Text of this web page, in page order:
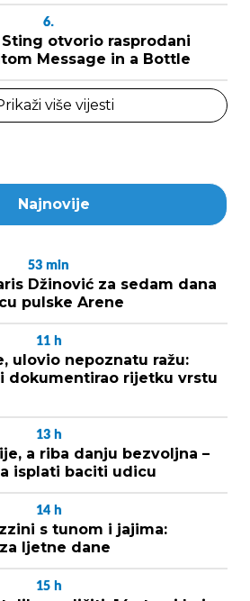
6.
Sting otvorio rasprodani
Message in a Bottle
više vijesti
Najnovije
53 min
Džinović za sedam dana
pulske Arene
11 h
ulovio nepoznatu ražu:
dokumentirao rijetku vrstu
13 h
a riba danju bezvoljna –
isplati baciti udicu
14 h
s tunom i jajima:
ljetne dane
15 h